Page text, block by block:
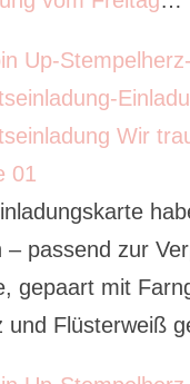
– passend zur
gepaart mit
und Flüsterweiß